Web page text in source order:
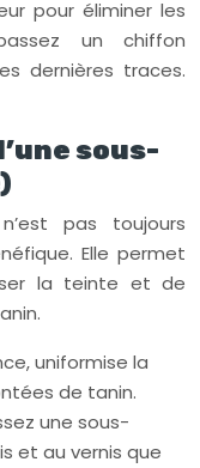
pour éliminer les
un chiffon
dernières traces.
sous-
pas toujours
Elle permet
la teinte et de
uniformise la
de tanin.
une sous-
et au vernis que